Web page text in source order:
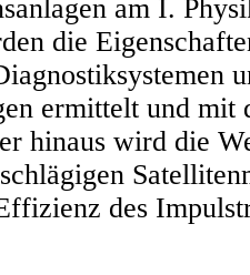
am I.
die
ermittelt und mit
hinaus wird die
des